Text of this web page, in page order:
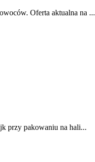
Oferta aktualna na ...
przy pakowaniu na hali...